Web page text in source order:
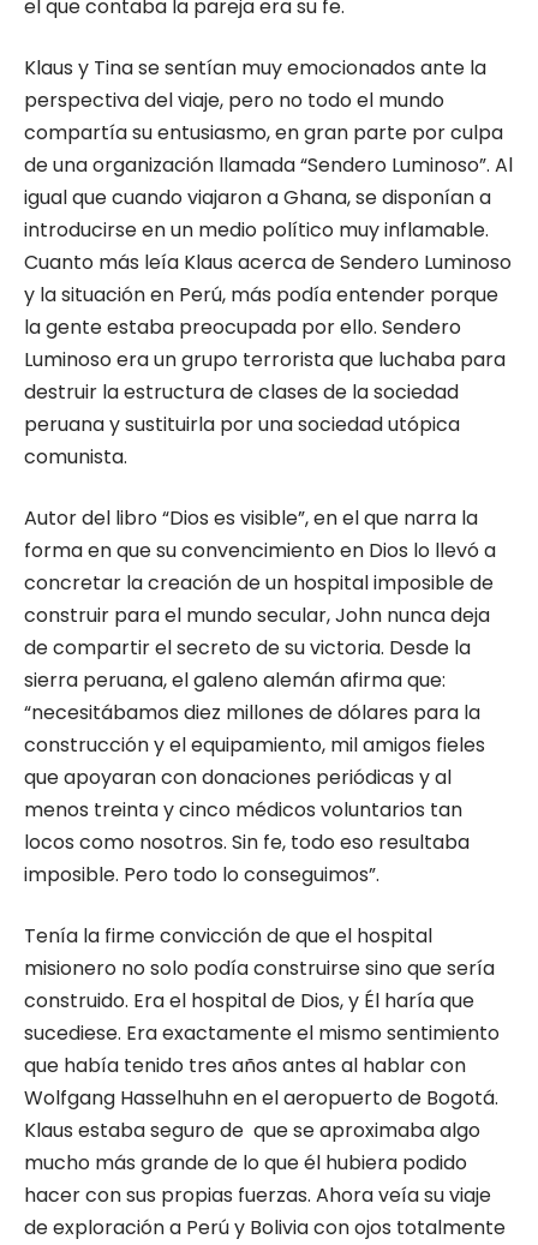
el que contaba la pareja era su fe.
Klaus y Tina se sentían muy emocionados ante la
perspectiva del viaje, pero no todo el mundo
compartía su entusiasmo, en gran parte por culpa
de una organización llamada “Sendero Luminoso”. Al
igual que cuando viajaron a Ghana, se disponían a
introducirse en un medio político muy inflamable.
Cuanto más leía Klaus acerca de Sendero Luminoso
y la situación en Perú, más podía entender porque
la gente estaba preocupada por ello. Sendero
Luminoso era un grupo terrorista que luchaba para
destruir la estructura de clases de la sociedad
peruana y sustituirla por una sociedad utópica
comunista.
Autor del libro “Dios es visible”, en el que narra la
forma en que su convencimiento en Dios lo llevó a
concretar la creación de un hospital imposible de
construir para el mundo secular, John nunca deja
de compartir el secreto de su victoria. Desde la
sierra peruana, el galeno alemán afirma que:
“necesitábamos diez millones de dólares para la
construcción y el equipamiento, mil amigos fieles
que apoyaran con donaciones periódicas y al
menos treinta y cinco médicos voluntarios tan
locos como nosotros. Sin fe, todo eso resultaba
imposible. Pero todo lo conseguimos”.
Tenía la firme convicción de que el hospital
misionero no solo podía construirse sino que sería
construido. Era el hospital de Dios, y Él haría que
sucediese. Era exactamente el mismo sentimiento
que había tenido tres años antes al hablar con
Wolfgang Hasselhuhn en el aeropuerto de Bogotá.
Klaus estaba seguro de que se aproximaba algo
mucho más grande de lo que él hubiera podido
hacer con sus propias fuerzas. Ahora veía su viaje
de exploración a Perú y Bolivia con ojos totalmente